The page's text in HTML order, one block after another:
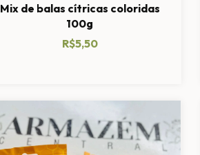
Mix de balas cítricas coloridas
100g
R$5,50